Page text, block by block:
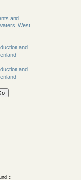
and
West
and
and